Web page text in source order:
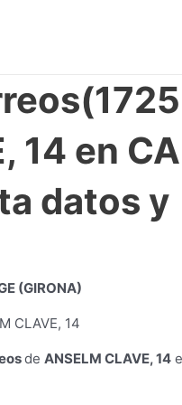
14 en
datos y
(GIRONA)
de ANSELM CLAVE, 14